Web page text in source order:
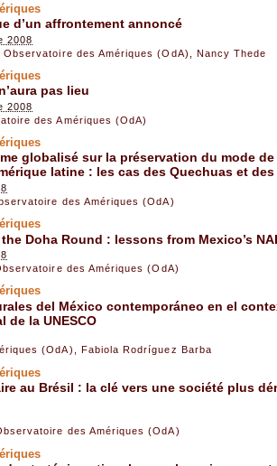
d’un affrontement annoncé
2008
,Observatoire des Amériques (OdA) Nancy Thede
pas lieu
2008
des Amériques (OdA)
globalisé sur la préservation du mode
latine : les cas des Quechuas et des
des Amériques (OdA)
Doha Round : lessons from Mexico’s
des Amériques (OdA)
del México contemporáneo en el
de la UNESCO
(OdA)
Fabiola Rodríguez Barba
au Brésil : la clé vers une société plus
des Amériques (OdA)